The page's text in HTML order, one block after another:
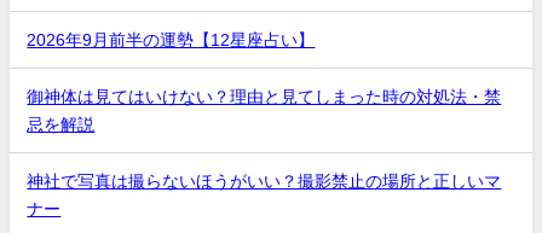
2026年9月前半の運勢【12星座占い】
御神体は見てはいけない？理由と見てしまった時の対処法・禁
忌を解説
神社で写真は撮らないほうがいい？撮影禁止の場所と正しいマ
ナー